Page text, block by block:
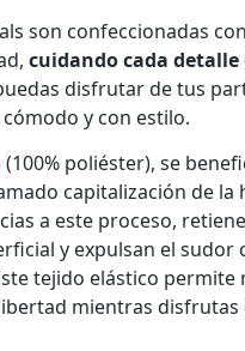
son confeccionadas
cuidando cada detalle
disfrutar de tus
y con estilo.
(100% poliéster), se
capitalización de la
a este proceso,
y expulsan el sudor
tejido elástico permite
mientras disfrutas